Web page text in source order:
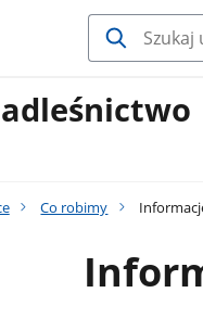
Co robimy